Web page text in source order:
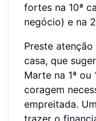
fortes na 10ª
negócio) e na
Preste
casa, que
Marte na 1ª
coragem
empreitada.
trazer o